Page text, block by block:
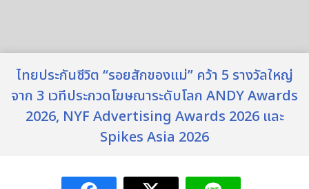
ไทยประกันชีวิต “รอยสักของแม่” คว้า 5 รางวัลใหญ่
จาก 3 เวทีประกวดโฆษณาระดับโลก ANDY Awards
2026, NYF Advertising Awards 2026 และ
Spikes Asia 2026